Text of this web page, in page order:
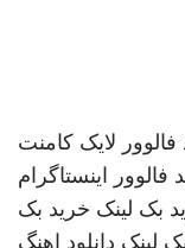
فالوور لایک کامنت
فالوور اینستاگرام
بک لینک خرید بک
لینک دانلود اهنگ